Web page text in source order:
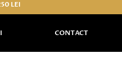
LEI
CONTACT